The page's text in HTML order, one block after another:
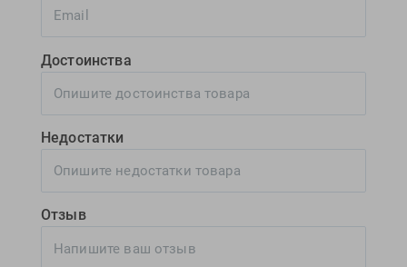
Достоинства
Недостатки
Отзыв